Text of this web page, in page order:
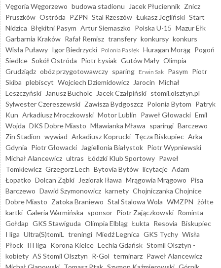
Vęgoria Węgorzewo budowa stadionu Jacek Płuciennik Znicz
Pruszków Ostróda PZPN Stal Rzeszów Łukasz Jegliński Start
Nidzica Błękitni Pasym Artur Siemaszko Polska U-15 Mazur Ełk
Garbarnia Kraków Rafał Remisz transfery konkursy konkurs
Wisła Puławy Igor Biedrzycki Polonia Pasłęk Huragan Morąg Pogoń
Siedlce Sokół Ostróda Piotr Łysiak Gutów Mały Olimpia
Grudziądz obóz przygotowawczy sparing Erwin Sak Pasym Piotr
Skiba plebiscyt Wojciech Dziemidowicz Jarocin Michał
Leszczyński
Janusz Bucholc Jacek Czałpiński stomil.olsztyn.pl
Sylwester Czereszewski Zawisza Bydgoszcz Polonia Bytom Patryk
Kun Arkadiusz Mroczkowski Motor Lublin Paweł Głowacki Emil
Wojda DKS Dobre Miasto Mławianka Mława sparingi Barczewo
Zin Stadion wywiad Arkadiusz Koprucki Tęcza Biskupiec Arka
Gdynia Piotr Głowacki Jagiellonia Białystok Piotr Wypniewski
Michał Alancewicz ultras Łódzki Klub Sportowy Paweł
Tomkiewicz Grzegorz Lech Bytovia Bytów licytacje Adam
Łopatko Dolcan Ząbki Jeziorak Iława Mrągowia Mrągowo Pisa
Barczewo Dawid Szymonowicz karnety Chojniczanka Chojnice
Dobre Miasto Zatoka Braniewo Stal Stalowa Wola WMZPN żółte
kartki Galeria Warmińska sponsor Piotr Zajączkowski Rominta
Gołdap GKS Stawiguda Olimpia Elbląg Łukta Resovia Biskupiec
I liga Ultra(S)tomiL treningi Miedź Legnica GKS Tychy Wisła
Płock III liga Korona Kielce Lechia Gdańsk Stomil Olsztyn -
kobiety AS Stomil Olsztyn R-Gol terminarz Paweł Alancewicz